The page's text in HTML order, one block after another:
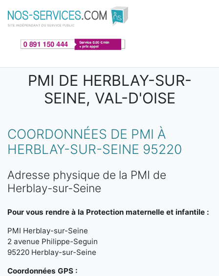
Aller au contenu principal
PMI DE HERBLAY-SUR-
SEINE, VAL-D'OISE
COORDONNÉES DE PMI À
HERBLAY-SUR-SEINE 95220
Adresse physique de la PMI de
Herblay-sur-Seine
Pour vous rendre à la Protection maternelle et infantile :
PMI Herblay-sur-Seine
2 avenue Philippe-Seguin
95220 Herblay-sur-Seine
Coordonnées GPS :